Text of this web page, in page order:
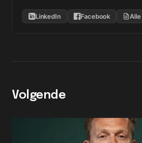
LinkedIn Facebook
Volgende